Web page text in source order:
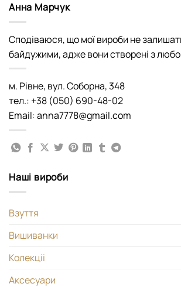
Анна Марчук
Сподіваюся, що мої вироби не
байдужими, адже вони створені з
м. Рівне, вул. Соборна, 348
тел.: +38 (050) 690-48-02
Email: anna7778@gmail.com
Наші вироби
Взуття
Вишиванки
Колекціі
Аксесуари